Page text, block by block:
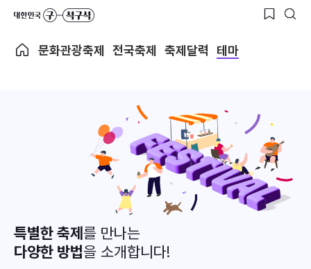
문화관광축제 전국축제 축제달력 테마
특별한 축제를 만나는
다양한 방법을 소개합니다!